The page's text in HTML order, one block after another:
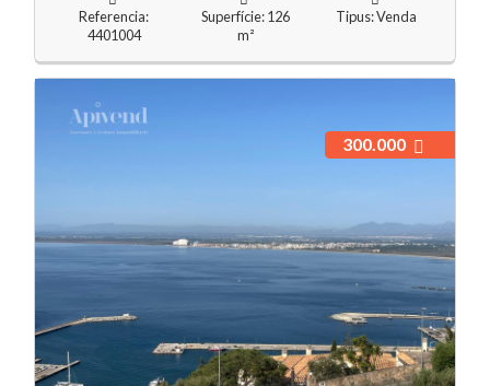
Referencia:
4401004
Superfície: 126
m²
Tipus: Venda
300.000